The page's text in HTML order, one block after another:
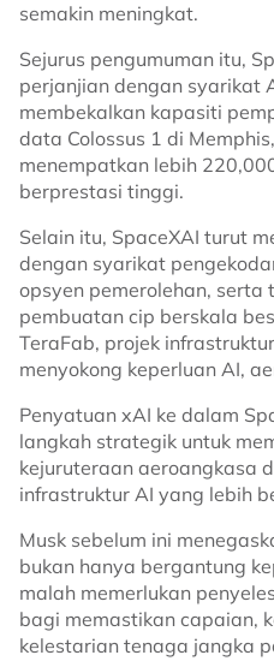
semakin meningkat.
Sejurus pengumuman itu,
perjanjian dengan syarikat
membekalkan kapasiti
data Colossus 1 di
menempatkan lebih
berprestasi tinggi.
Selain itu, SpaceXAI turut
dengan syarikat
opsyen pemerolehan,
pembuatan cip berskala
TeraFab, projek
menyokong keperluan AI,
Penyatuan xAI ke dalam
langkah strategik untuk
kejuruteraan aeroangkasa
infrastruktur AI yang lebih
Musk sebelum ini
bukan hanya bergantung
malah memerlukan
bagi memastikan capaian,
kelestarian tenaga jangka